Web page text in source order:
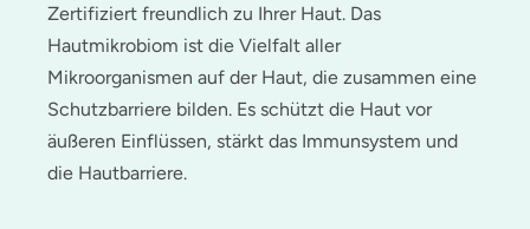
Zertifiziert freundlich zu Ihrer Haut. Das
Hautmikrobiom ist die Vielfalt aller
Mikroorganismen auf der Haut, die zusammen eine
Schutzbarriere bilden. Es schützt die Haut vor
äußeren Einflüssen, stärkt das Immunsystem und
die Hautbarriere.